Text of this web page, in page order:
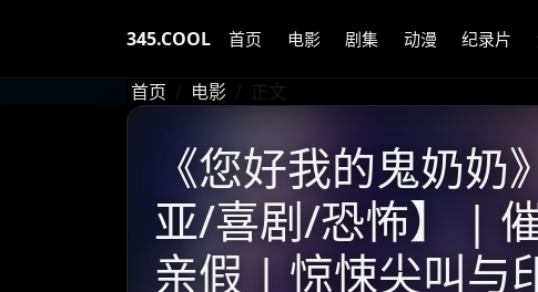
345.COOL 首页 电影 剧集 动漫 纪录片
首页 电影 正文
《您好我的鬼奶
亚/喜剧/恐怖】 |
亲假 | 惊悚尖叫与